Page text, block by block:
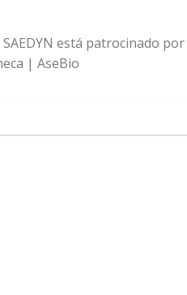
está patrocinado por